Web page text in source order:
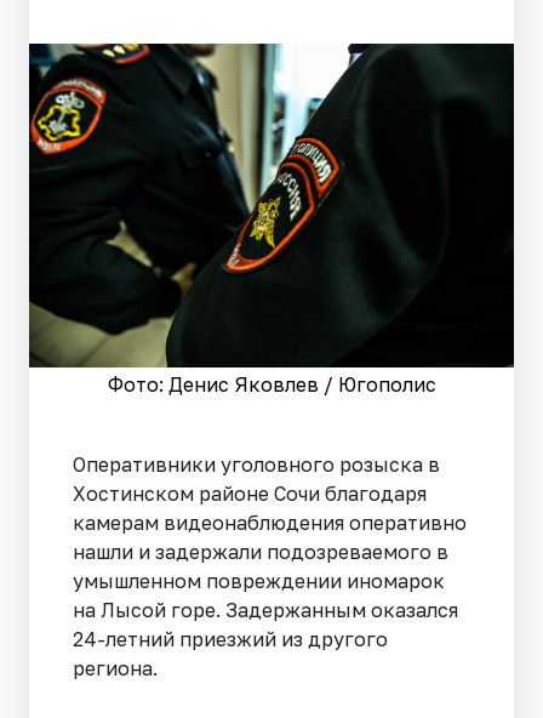
Фото: Денис Яковлев / Югополис
Оперативники уголовного розыска в
Хостинском районе Сочи благодаря
камерам видеонаблюдения оперативно
нашли и задержали подозреваемого в
умышленном повреждении иномарок
на Лысой горе. Задержанным оказался
24-летний приезжий из другого
региона.